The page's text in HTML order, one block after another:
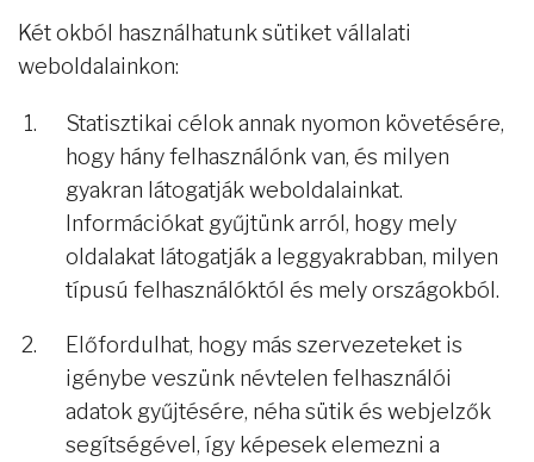
Két okból használhatunk sütiket vállalati
weboldalainkon:
Statisztikai célok annak nyomon követésére,
hogy hány felhasználónk van, és milyen
gyakran látogatják weboldalainkat.
Információkat gyűjtünk arról, hogy mely
oldalakat látogatják a leggyakrabban, milyen
típusú felhasználóktól és mely országokból.
Előfordulhat, hogy más szervezeteket is
igénybe veszünk névtelen felhasználói
adatok gyűjtésére, néha sütik és webjelzők
segítségével, így képesek elemezni a